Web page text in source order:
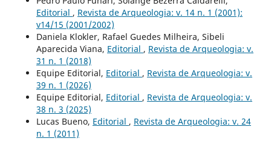
Editorial , Revista de Arqueologia: v. 14 n. 1 (2001):
v14/15 (2001/2002)
Daniela Klokler, Rafael Guedes Milheira, Sibeli
Aparecida Viana, Editorial , Revista de Arqueologia: v.
31 n. 1 (2018)
Equipe Editorial, Editorial , Revista de Arqueologia: v.
39 n. 1 (2026)
Equipe Editorial, Editorial , Revista de Arqueologia: v.
38 n. 3 (2025)
Lucas Bueno, Editorial , Revista de Arqueologia: v. 24
n. 1 (2011)